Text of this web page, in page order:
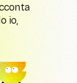
io,